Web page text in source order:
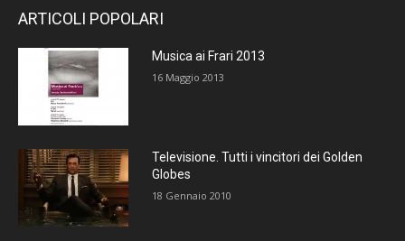
ARTICOLI POPOLARI
Musica ai Frari 2013
16 Maggio 2013
Televisione. Tutti i vincitori dei Golden
Globes
18 Gennaio 2010